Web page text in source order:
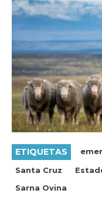
ETIQUETAS
Santa Cruz
Sarna Ovina